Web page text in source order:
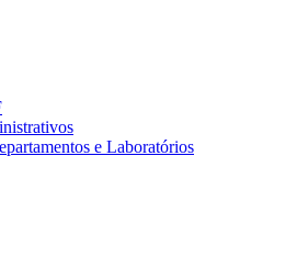
e Laboratórios